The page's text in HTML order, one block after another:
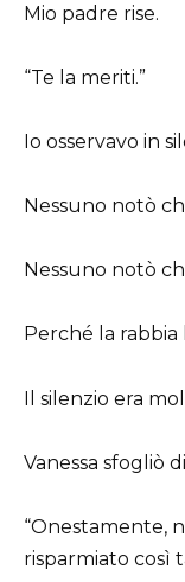
Mio padre rise.
“Te la meriti.”
Io osservavo in
Nessuno notò
Nessuno notò
Perché la
Il silenzio era
Vanessa sfogliò
“Onestamente,
risparmiato così